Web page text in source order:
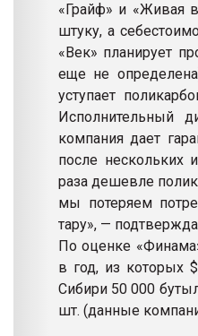
«Грайф» и «Живая
штуку, а
«Век» планирует
еще не
уступает
Исполнительный
компания дает
после нескольких
раза дешевле
мы потеряем
тару», —
По оценке
в год, из которых
Сибири 50 000
шт. (данные